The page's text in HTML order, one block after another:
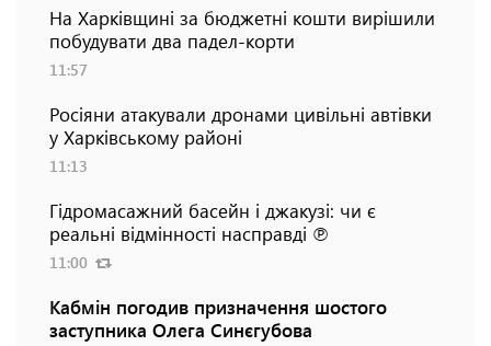
На Харківщині за бюджетні кошти вирішили
побудувати два падел-корти
11:57
Росіяни атакували дронами цивільні автівки
у Харківському районі
11:13
Гідромасажний басейн і джакузі: чи є
реальні відмінності насправді ℗
11:00
Кабмін погодив призначення шостого
заступника Олега Синєгубова